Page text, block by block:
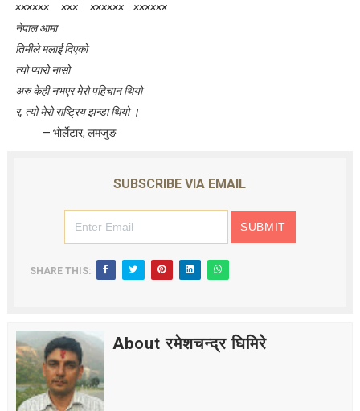
×××××× ××× ×××××× ××××××
नेपाल आमा
तिमीले मलाई दिएको
त्यो प्यारो नासो
अरु केही नभएर मेरो पहिचान थियो
र, त्यो मेरो राष्ट्रिय झन्डा थियो ।
— भोर्लेटार, लमजुङ
SUBSCRIBE VIA EMAIL
SHARE THIS:
About रमेशचन्द्र घिमिरे